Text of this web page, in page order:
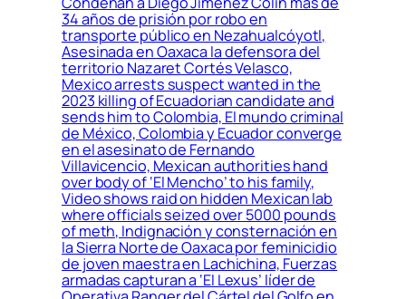
34 años de prisión por robo en
transporte público en Nezahualcóyotl,
Asesinada en Oaxaca la defensora del
territorio Nazaret Cortés Velasco,
Mexico arrests suspect wanted in the
2023 killing of Ecuadorian candidate and
sends him to Colombia, El mundo criminal
de México, Colombia y Ecuador converge
en el asesinato de Fernando
Villavicencio, Mexican authorities hand
over body of ‘El Mencho’ to his family,
Video shows raid on hidden Mexican lab
where officials seized over 5000 pounds
of meth, Indignación y consternación en
la Sierra Norte de Oaxaca por feminicidio
de joven maestra en Lachichina, Fuerzas
armadas capturan a ‘El Lexus’ líder de